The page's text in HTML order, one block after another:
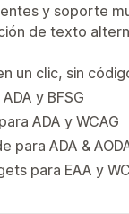
y soporte
de texto
un clic, sin
y BFSG
ADA y WCAG
ADA &
para EAA y